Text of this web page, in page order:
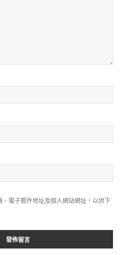
、電子郵件地址及個人網站網址，以供下